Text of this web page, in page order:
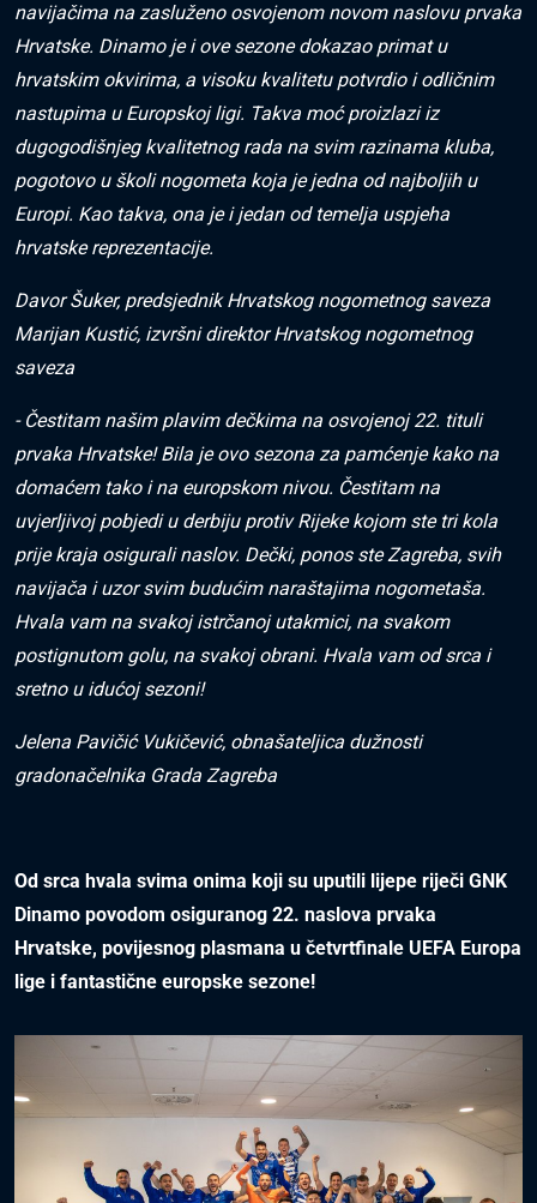
navijačima na zasluženo osvojenom novom naslovu prvaka
Hrvatske. Dinamo je i ove sezone dokazao primat u
hrvatskim okvirima, a visoku kvalitetu potvrdio i odličnim
nastupima u Europskoj ligi. Takva moć proizlazi iz
dugogodišnjeg kvalitetnog rada na svim razinama kluba,
pogotovo u školi nogometa koja je jedna od najboljih u
Europi. Kao takva, ona je i jedan od temelja uspjeha
hrvatske reprezentacije.
Davor Šuker, predsjednik Hrvatskog nogometnog saveza
Marijan Kustić, izvršni direktor Hrvatskog nogometnog
saveza
- Čestitam našim plavim dečkima na osvojenoj 22. tituli
prvaka Hrvatske! Bila je ovo sezona za pamćenje kako na
domaćem tako i na europskom nivou. Čestitam na
uvjerljivoj pobjedi u derbiju protiv Rijeke kojom ste tri kola
prije kraja osigurali naslov. Dečki, ponos ste Zagreba, svih
navijača i uzor svim budućim naraštajima nogometaša.
Hvala vam na svakoj istrčanoj utakmici, na svakom
postignutom golu, na svakoj obrani. Hvala vam od srca i
sretno u idućoj sezoni!
Jelena Pavičić Vukičević, obnašateljica dužnosti
gradonačelnika Grada Zagreba
Od srca hvala svima onima koji su uputili lijepe riječi GNK
Dinamo povodom osiguranog 22. naslova prvaka
Hrvatske, povijesnog plasmana u četvrtfinale UEFA Europa
lige i fantastične europske sezone!